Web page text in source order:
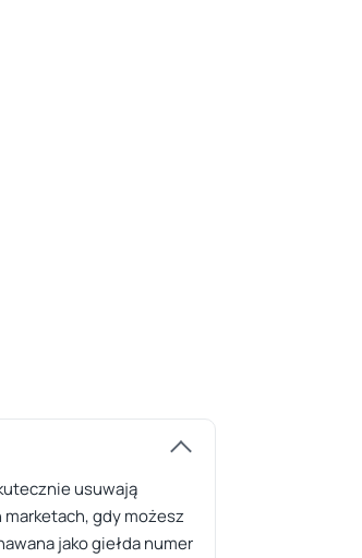
usuwają
gdy możesz
jako giełda numer